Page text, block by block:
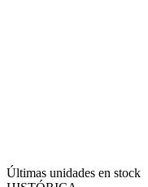
Últimas unidades en stock